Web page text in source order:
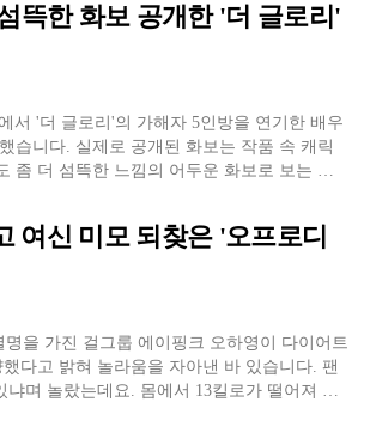
작품에서는 보지 못했던 성숙하면서도 고혹
이나 색다르게 느껴지는 것도 사실입니다.
[…]
뜩한 화보 공개한 '더 글로리'
서 '더 글로리'의 가해자 5인방을 연기한 배우
습니다. 실제로 공개된 화보는 작품 속 캐릭
좀 더 섬뜩한 느낌의 어두운 화보로 보는 이
여신 미모 되찾은 '오프로디
명을 가진 걸그룹 에이핑크 오하영이 다이어트
다고 밝혀 놀라움을 자아낸 바 있습니다. 팬
냐며 놀랐는데요. 몸에서 13킬로가 떨어져 나